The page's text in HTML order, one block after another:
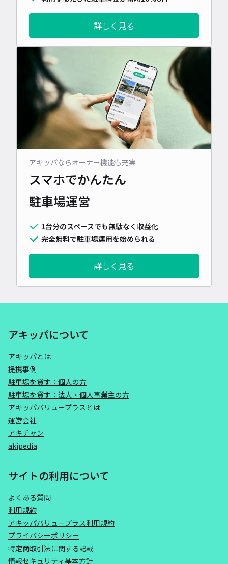
詳しく見る
アキッパならオーナー機能も充実
スマホでかんたん
駐車場運営
1台分のスペースでも無駄なく収益化
完全無料で駐車場運用を始められる
詳しく見る
アキッパについて
アキッパとは
提携事例
駐車場を貸す：個人の方
駐車場を貸す：法人・個人事業主の方
アキッパバリュープラスとは
運営会社
アキチャン
akipedia
サイトの利用について
よくある質問
利用規約
アキッパバリュープラス利用規約
プライバシーポリシー
特定商取引法に関する記載
情報セキュリティ基本方針